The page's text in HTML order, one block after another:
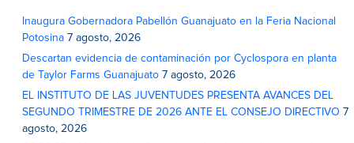
Inaugura Gobernadora Pabellón Guanajuato en la Feria Nacional
Potosina 7 agosto, 2026
Descartan evidencia de contaminación por Cyclospora en planta
de Taylor Farms Guanajuato 7 agosto, 2026
EL INSTITUTO DE LAS JUVENTUDES PRESENTA AVANCES DEL
SEGUNDO TRIMESTRE DE 2026 ANTE EL CONSEJO DIRECTIVO 7
agosto, 2026